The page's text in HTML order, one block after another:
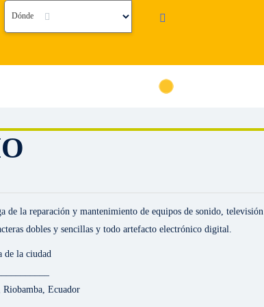
Dónde
de la reparación y mantenimiento de equipos de sonido, televisión
dobles y sencillas y todo artefacto electrónico digital.
de la ciudad
Ecuador